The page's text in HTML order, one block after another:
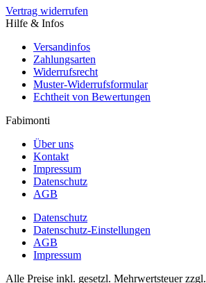
Vertrag widerrufen
Hilfe & Infos
Versandinfos
Zahlungsarten
Widerrufsrecht
Muster-Widerrufsformular
Echtheit von Bewertungen
Fabimonti
Über uns
Kontakt
Impressum
Datenschutz
AGB
Datenschutz
Datenschutz-Einstellungen
AGB
Impressum
Alle Preise inkl. gesetzl. Mehrwertsteuer zzgl.